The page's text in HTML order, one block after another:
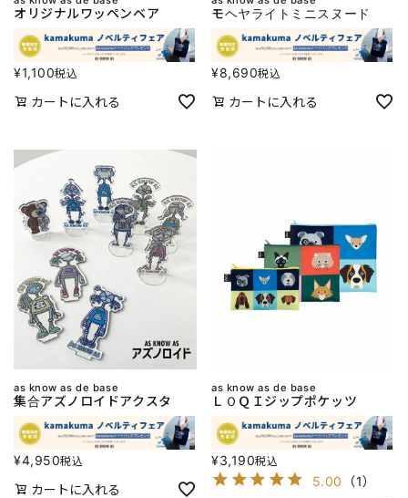
オリジナルワッペンベア
¥1,100税込
カートに入れる
モヘヤライトミニスヌード
¥8,690税込
カートに入れる
as know as de base
集合アズノロイドアクスタ
¥4,950税込
カートに入れる
as know as de base
ＬＯＱＩジップポケッツ
¥3,190税込
5.00 （1）